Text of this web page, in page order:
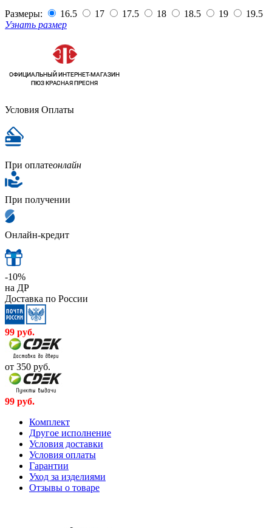
Размеры:
16.5 17 17.5 18 18.5 19
19.5
Узнать размер
Условия Оплаты
При оплатеонлайн
При получении
Онлайн-кредит
-10%
на ДР
Доставка по России
99 руб.
от 350 руб.
99 руб.
Комплект
Другое исполнение
Условия доставки
Условия оплаты
Гарантии
Уход за изделиями
Отзывы о товаре